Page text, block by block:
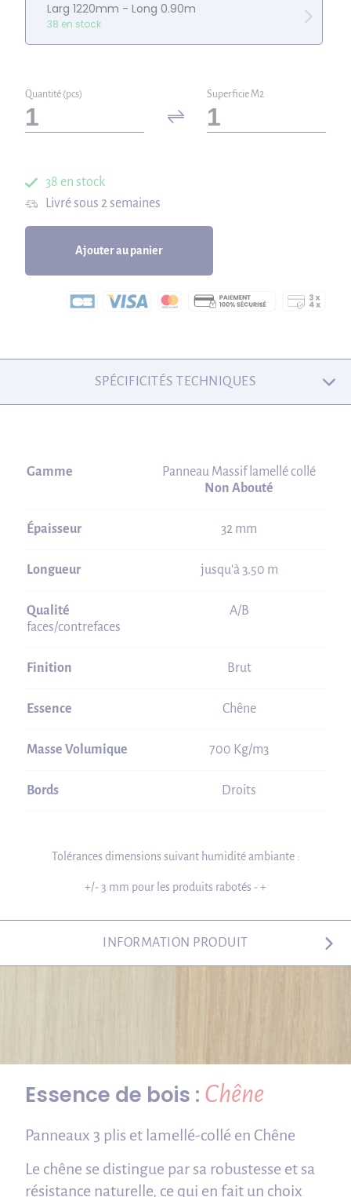
Larg 1220mm - Long 0.90m
38 en stock
Quantité (pcs) Superficie M2
38 en stock
Livré sous 2 semaines
Ajouter au panier
SPÉCIFICITÉS TECHNIQUES
Gamme
Panneau Massif lamellé collé
Non Abouté
Épaisseur 32 mm
Longueur jusqu'à 3.50 m
Qualité
faces/contrefaces
A/B
Finition Brut
Essence Chêne
Masse Volumique 700 Kg/m3
Bords Droits
Tolérances dimensions suivant humidité ambiante :
+/- 3 mm pour les produits rabotés - +
INFORMATION PRODUIT
Essence de bois : Chêne
Panneaux 3 plis et lamellé-collé en Chêne
Le chêne se distingue par sa robustesse et sa
résistance naturelle, ce qui en fait un choix